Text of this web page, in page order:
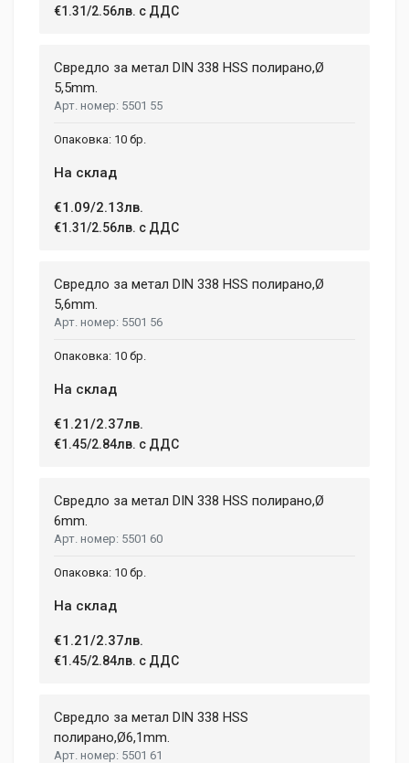
€1.31/2.56лв. с ДДС
Свредло за метал DIN 338 HSS полирано,Ø
5,5mm.
5501 55
10 бр.
На склад
€1.09/2.13лв.
€1.31/2.56лв. с ДДС
Свредло за метал DIN 338 HSS полирано,Ø
5,6mm.
5501 56
10 бр.
На склад
€1.21/2.37лв.
€1.45/2.84лв. с ДДС
Свредло за метал DIN 338 HSS полирано,Ø
6mm.
5501 60
10 бр.
На склад
€1.21/2.37лв.
€1.45/2.84лв. с ДДС
Свредло за метал DIN 338 HSS
полиранo,Ø6,1mm.
5501 61